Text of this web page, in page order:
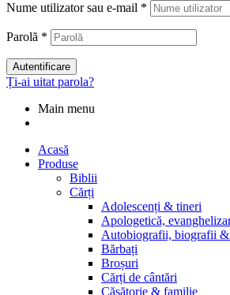
Nume utilizator sau e-mail *
Parolă *
Autentificare
Ți-ai uitat parola?
Main menu
Acasă
Produse
Biblii
Cărți
Adolescenți & tineri
Apologetică,
Autobiografii, biografii
Bărbați
Broșuri
Cărți de cântări
Căsătorie & familie